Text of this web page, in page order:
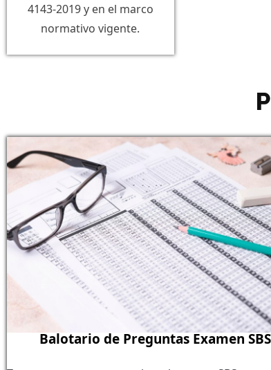
4143-2019 y en el marco
normativo vigente.
Balotario de Preguntas Examen SBS